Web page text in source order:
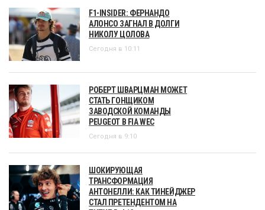
F1-INSIDER: ФЕРНАНДО
АЛОНСО ЗАГНАЛ В ДОЛГИ
НИКОЛУ ЦОЛОВА
Сегодня в 10:11
РОБЕРТ ШВАРЦМАН МОЖЕТ
СТАТЬ ГОНЩИКОМ
ЗАВОДСКОЙ КОМАНДЫ
PEUGEOT В FIA WEC
Сегодня в 9:10
ШОКИРУЮЩАЯ
ТРАНСФОРМАЦИЯ
АНТОНЕЛЛИ: КАК ТИНЕЙДЖЕР
СТАЛ ПРЕТЕНДЕНТОМ НА